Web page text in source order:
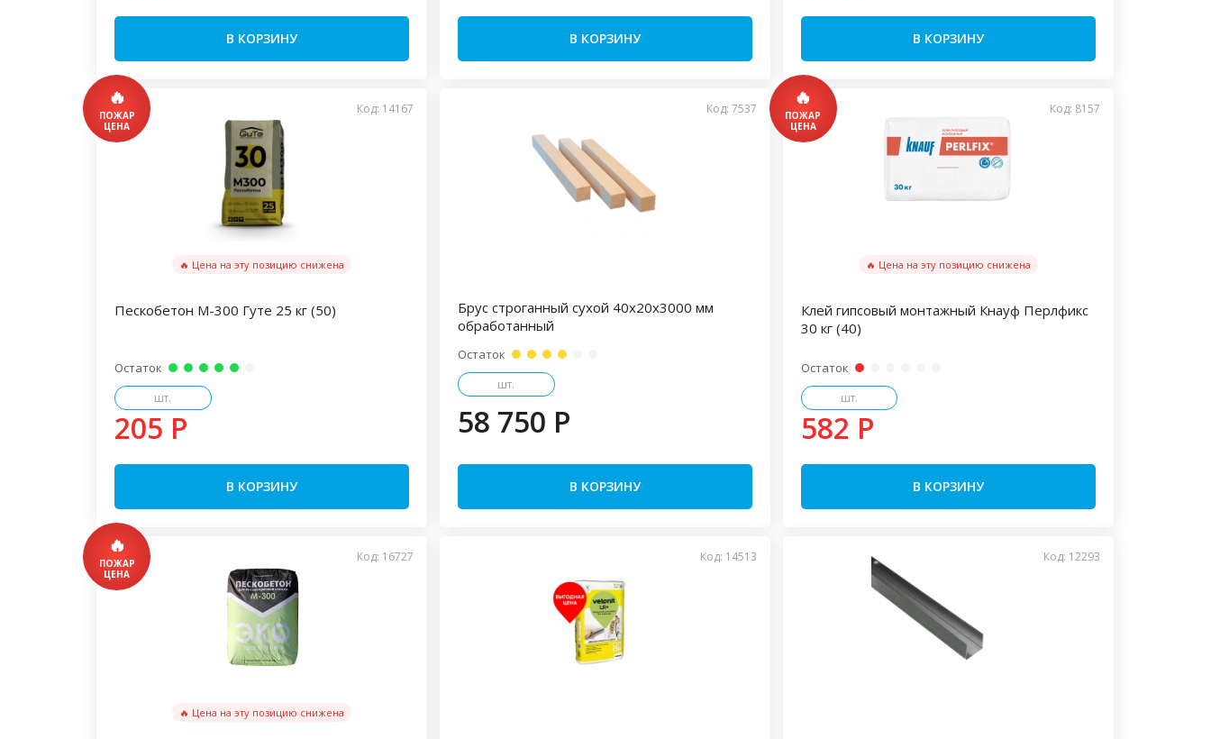
В КОРЗИНУ В КОРЗИНУ В КОРЗИНУ
Код: 14167
🔥 Цена на эту позицию снижена
Пескобетон М-300 Гуте 25 кг (50)
Остаток
шт.
205 P
В КОРЗИНУ
Код: 7537
Брус строганный сухой 40х20х3000 мм
обработанный
Остаток
шт.
58 750 P
В КОРЗИНУ
Код: 8157
🔥 Цена на эту позицию снижена
Клей гипсовый монтажный Кнауф Перлфикс
30 кг (40)
Остаток
шт.
582 P
В КОРЗИНУ
Код: 16727
🔥 Цена на эту позицию снижена
Код: 14513 Код: 12293